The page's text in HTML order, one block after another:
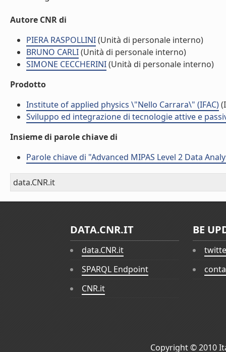
Autore CNR di
PIERA RASPOLLINI(Unità di personale interno)
BRUNO CARLI(Unità di personale interno)
SIMONE CECCHERINI(Unità di personale interno)
Prodotto
Institute of applied physics \"Nello Carrara\" (IFAC)
Sviluppo ed integrazione di tecnologie attive e
Insieme di parole chiave di
Parole chiave di "Advanced MIPAS Level 2 Data
data.CNR.it
DATA.CNR.IT
data.CNR.it
SPARQL Endpoint
CNR.it
BE
Copyright © 2010